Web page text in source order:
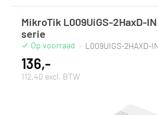
MikroTik L009UiGS-2HaxD-
serie
Op voorraad · L009UIGS-2HAXD-IN
136,-
112,40 excl. BTW